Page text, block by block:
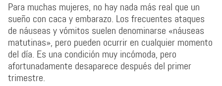
Para muchas mujeres, no hay nada más real que un
sueño con caca y embarazo. Los frecuentes ataques
de náuseas y vómitos suelen denominarse «náuseas
matutinas», pero pueden ocurrir en cualquier momento
del día. Es una condición muy incómoda, pero
afortunadamente desaparece después del primer
trimestre.